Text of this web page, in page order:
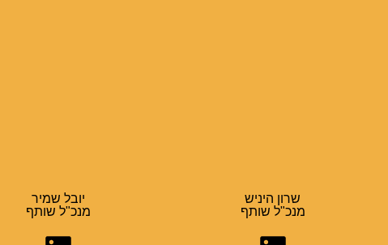
שרון היניש
מנכ"ל שותף
יובל שמיר
מנכ"ל שותף